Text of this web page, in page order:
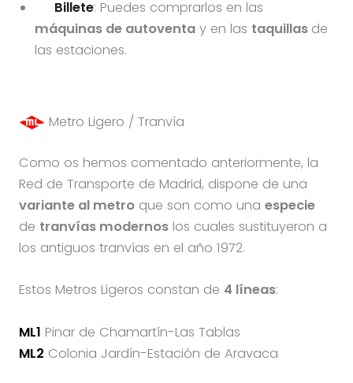
Billete: Puedes comprarlos en las
máquinas de autoventay en las taquillas de
las estaciones.
Metro Ligero / Tranvía
Como os hemos comentado anteriormente, la
Red de Transporte de Madrid, dispone de una
variante al metroque son como una especie
de tranvías modernoslos cuales sustituyeron a
los antiguos tranvías en el año 1972.
Estos Metros Ligeros constan de 4 líneas:
ML1 Pinar de Chamartín-Las Tablas
ML2 Colonia Jardín-Estación de Aravaca